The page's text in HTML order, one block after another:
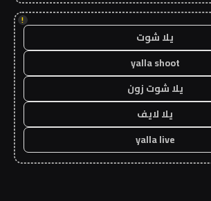
!
يلا شوت
yalla shoot
يلا شوت زون
يلا لايف
yalla live